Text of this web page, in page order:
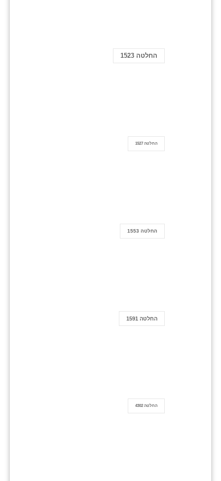
החלטה 1523
החלטה 1527
החלטה 1553
החלטה 1591
החלטה 4302